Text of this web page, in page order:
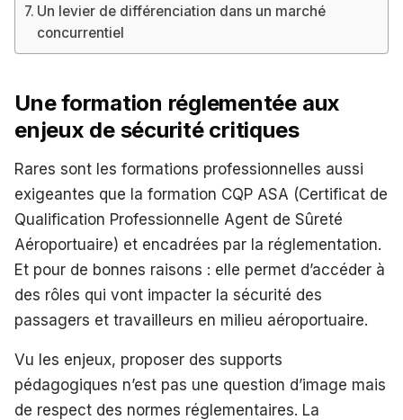
Un levier de différenciation dans un marché
concurrentiel
Une formation réglementée aux
enjeux de sécurité critiques
Rares sont les formations professionnelles aussi
exigeantes que la formation CQP ASA (Certificat de
Qualification Professionnelle Agent de Sûreté
Aéroportuaire) et encadrées par la réglementation.
Et pour de bonnes raisons : elle permet d’accéder à
des rôles qui vont impacter la sécurité des
passagers et travailleurs en milieu aéroportuaire.
Vu les enjeux, proposer des supports
pédagogiques n’est pas une question d’image mais
de respect des normes réglementaires. La